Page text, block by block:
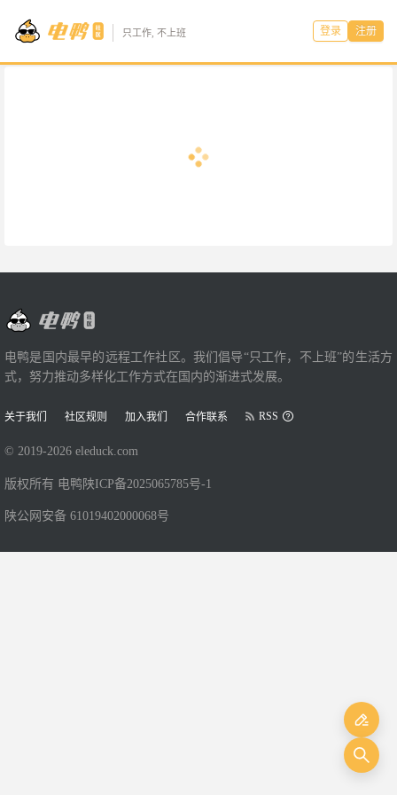
只工作, 不上班 登录 注册
电鸭是国内最早的远程工作社区。我们倡导“只工作，不上班”的生活方
式，努力推动多样化工作方式在国内的渐进式发展。
关于我们 社区规则 加入我们 合作联系 RSS
© 2019-2026 eleduck.com
版权所有 电鸭 陕ICP备2025065785号-1
陕公网安备 61019402000068号